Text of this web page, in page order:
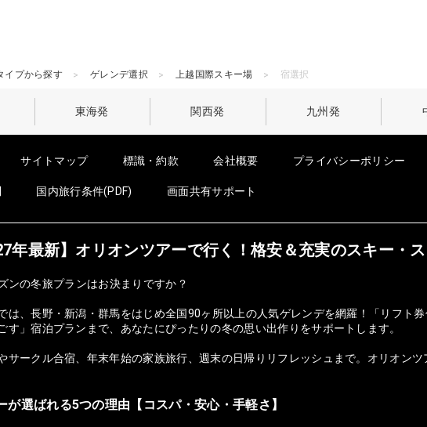
イプから探す ゲレンデ選択 上越国際スキー場 宿選択
東海発 関西発 九州発
サイトマップ 標識・約款 会社概要 プライバシーポリシー
国内旅行条件(PDF) 画面共有サポート
年最新】オリオンツアーで行く！格安＆充実のスキー・
ンの冬旅プランはお決まりですか？
は、長野・新潟・群馬をはじめ全国90ヶ所以上の人気ゲレンデを網羅！「リフト
す」宿泊プランまで、あなたにぴったりの冬の思い出作りをサポートします。
サークル合宿、年末年始の家族旅行、週末の日帰りリフレッシュまで。オリオン
が選ばれる5つの理由【コスパ・安心・手軽さ】